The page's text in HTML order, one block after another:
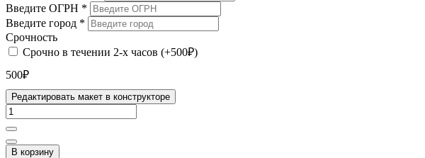
Введите ОГРН *
Введите город *
Срочность
Срочно в течении 2-х часов (+500₽)
500₽
Редактировать макет в конструкторе
В корзину